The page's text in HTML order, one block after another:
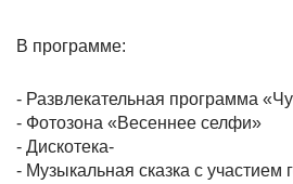
В программе:
- Развлекательная программа
- Фотозона «Весеннее селфи»
- Дискотека-
- Музыкальная сказка с участием